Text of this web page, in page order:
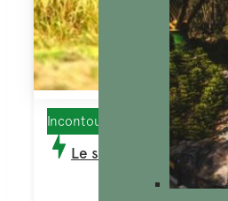
Incontournables
Le sud du Vietnam 12